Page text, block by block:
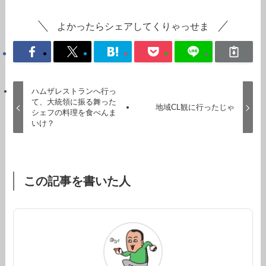
よかったらシェアしてくりゃっせま
ハムザレストランへ行っ
て、大統領に振る舞った
シェフの料理を食べんま
いけ？
地域CL観に行ったじゃ
この記事を書いた人